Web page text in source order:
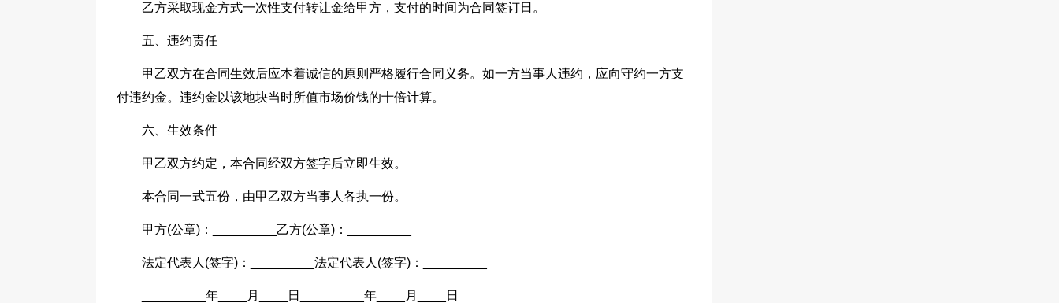
乙方采取现金方式一次性支付转让金给甲方，支付的时间为合同签订日。
五、违约责任
甲乙双方在合同生效后应本着诚信的原则严格履行合同义务。如一方当事人违约，应向守约一方支
付违约金。违约金以该地块当时所值市场价钱的十倍计算。
六、生效条件
甲乙双方约定，本合同经双方签字后立即生效。
本合同一式五份，由甲乙双方当事人各执一份。
甲方(公章)：_________乙方(公章)：_________
法定代表人(签字)：_________法定代表人(签字)：_________
_________年____月____日_________年____月____日